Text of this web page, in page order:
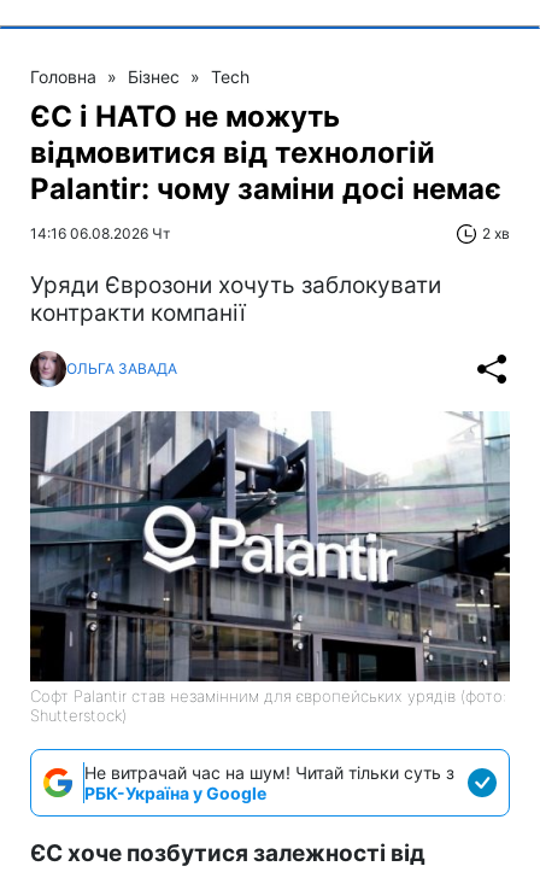
Головна » Бізнес » Tech
ЄС і НАТО не можуть
відмовитися від технологій
Palantir: чому заміни досі немає
14:16 06.08.2026 Чт 2 хв
Уряди Єврозони хочуть заблокувати
контракти компанії
ОЛЬГА ЗАВАДА
Софт Palantir став незамінним для європейських урядів (фото:
Shutterstock)
Не витрачай час на шум! Читай тільки суть з
РБК-Україна у Google
ЄС хоче позбутися залежності від